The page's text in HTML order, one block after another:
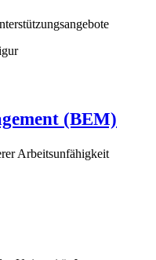
(BEM)
Arbeitsunfähigkeit